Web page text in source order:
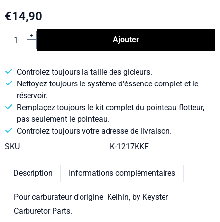
€14,90
Quantité
+
-
Ajouter
Controlez toujours la taille des gicleurs.
Nettoyez toujours le système d'éssence complet et le
réservoir.
Remplaçez toujours le kit complet du pointeau flotteur,
pas seulement le pointeau.
Controlez toujours votre adresse de livraison.
SKU
K-1217KKF
Description Informations complémentaires
Pour carburateur d'origine Keihin, by Keyster
Carburetor Parts.